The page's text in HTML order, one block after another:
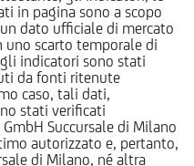
in pagina sono a scopo
dato ufficiale di mercato
uno scarto temporale di
indicatori sono stati
da fonti ritenute
caso, tali dati,
stati verificati
Succursale di Milano
autorizzato e, pertanto,
di Milano, né altra